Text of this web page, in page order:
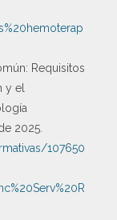
Requisitos
y el
2025.
107650